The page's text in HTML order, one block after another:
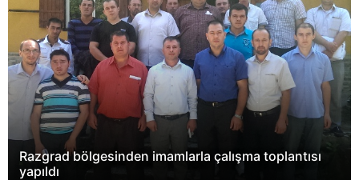
Razgrad bölgesinden imamlarla çalışma toplantısı
yapıldı